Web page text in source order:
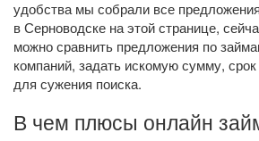
удобства мы собрали все
в Серноводске на этой странице,
можно сравнить предложения по
компаний, задать искомую сумму, срок
для сужения поиска.
В чем плюсы онлайн